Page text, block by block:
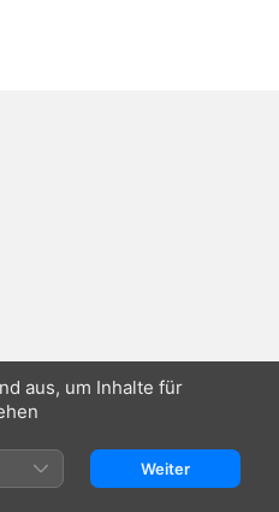
(Vereinigte Staaten)
aus, um Inhalte für
Weiter